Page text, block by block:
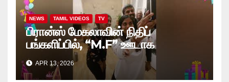
NEWS TAMIL VIDEOS TV
பிரான்ஸ் மேகலாவின் நிதிப்
பங்களிப்பில், “M.F” ஊடாக
“கற்றலுக்கான அப்பியாசக்
கொப்பிகள்” வழங்கல் வீடியோ
APR 13, 2026